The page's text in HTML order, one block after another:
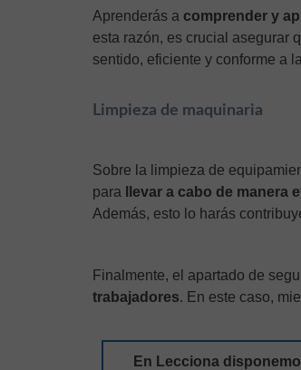
Aprenderás a comprender y
esta razón, es crucial asegurar
sentido, eficiente y conforme a
Limpieza de maquinaria
Sobre la limpieza de
para llevar a cabo de manera
Además, esto lo harás
Finalmente, el apartado de
trabajadores. En este caso,
En Lecciona